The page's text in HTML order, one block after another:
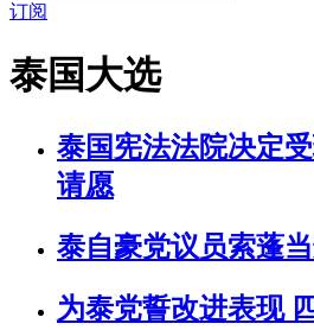
订阅
泰国大选
泰国宪法法院决定
请愿
泰自豪党议员索蓬
为泰党誓改进表现